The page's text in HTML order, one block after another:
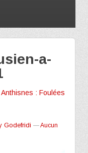
a-
: Foulées
Godefridi —Aucun